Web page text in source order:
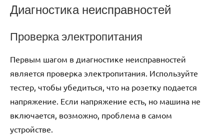
Диагностика неисправностей
Проверка электропитания
Первым шагом в диагностике неисправностей
является проверка электропитания. Используйте
тестер, чтобы убедиться, что на розетку подается
напряжение. Если напряжение есть, но машина не
включается, возможно, проблема в самом
устройстве.